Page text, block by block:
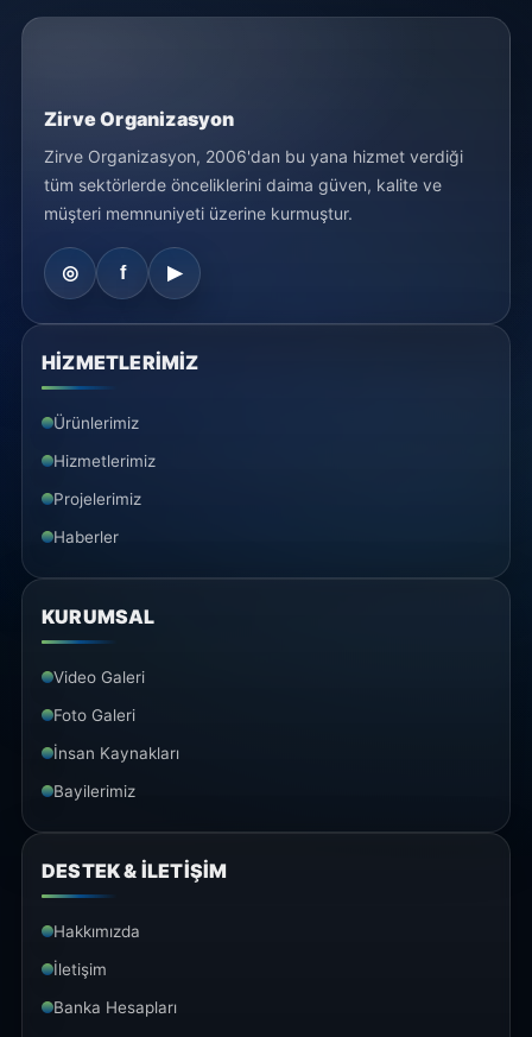
Zirve Organizasyon
Zirve Organizasyon, 2006'dan bu yana hizmet verdiği
tüm sektörlerde önceliklerini daima güven, kalite ve
müşteri memnuniyeti üzerine kurmuştur.
HİZMETLERİMİZ
Ürünlerimiz
Hizmetlerimiz
Projelerimiz
Haberler
KURUMSAL
Video Galeri
Foto Galeri
İnsan Kaynakları
Bayilerimiz
DESTEK & İLETİŞİM
Hakkımızda
İletişim
Banka Hesapları